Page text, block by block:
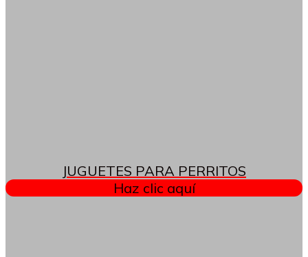
JUGUETES PARA PERRITOS
Haz clic aquí